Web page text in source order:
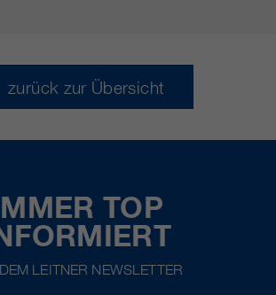
zurück zur Übersicht
TOP
LEITNER NEWSLETTER